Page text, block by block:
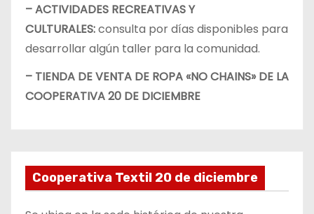
– ACTIVIDADES RECREATIVAS Y
CULTURALES:consulta por días disponibles para
desarrollar algún taller para la comunidad.
– TIENDA DE VENTA DE ROPA «NO CHAINS» DE LA
COOPERATIVA 20 DE DICIEMBRE
Cooperativa Textil 20 de diciembre